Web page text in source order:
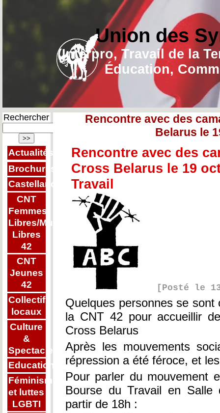
Union des
(Interpro, Travail de la
Éducation,
Rechercher
Actualités
Brochures
Castellano
CNT
Femmes
Libres/Mujeres
Libres
42
CNT
Jeunes
42
Collectifs
locaux
Culture
&
Spectacle
Education
Féminisme
et luttes
LGBTI
Rencontre avec des
Belarus le
Rencontre avec des
Cross Belarus le 19
Travail
[Posté le
Quelques personnes se
la CNT 42 pour accueillir
Cross Belarus
Après les mouvements
répression a été féroce, et
Pour parler du mouvement
Bourse du Travail en
partir de 18h :